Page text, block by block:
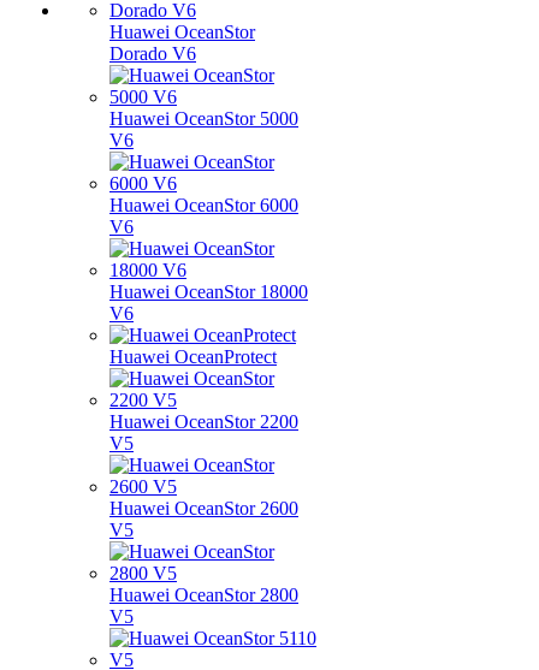
Huawei OceanStor
Dorado V6
Huawei OceanStor 5000
V6
Huawei OceanStor 6000
V6
Huawei OceanStor 18000
V6
Huawei OceanProtect
Huawei OceanStor 2200
V5
Huawei OceanStor 2600
V5
Huawei OceanStor 2800
V5